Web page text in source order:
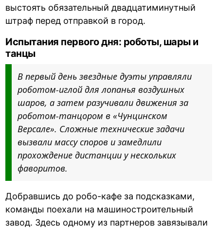
выстоять обязательный двадцатиминутный
штраф перед отправкой в город.
Испытания первого дня: роботы, шары и
танцы
В первый день звездные дуэты управляли
роботом-иглой для лопанья воздушных
шаров, а затем разучивали движения за
роботом-танцором в «Чунцинском
Версале». Сложные технические задачи
вызвали массу споров и замедлили
прохождение дистанции у нескольких
фаворитов.
Добравшись до робо-кафе за подсказками,
команды поехали на машиностроительный
завод. Здесь одному из партнеров завязывали